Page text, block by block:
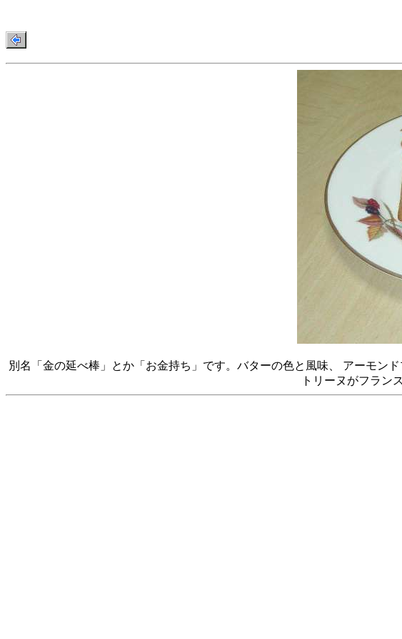
別名「金の延べ棒」とか「お金持ち」です。バターの色と風味、 アーモン
トリーヌがフラン